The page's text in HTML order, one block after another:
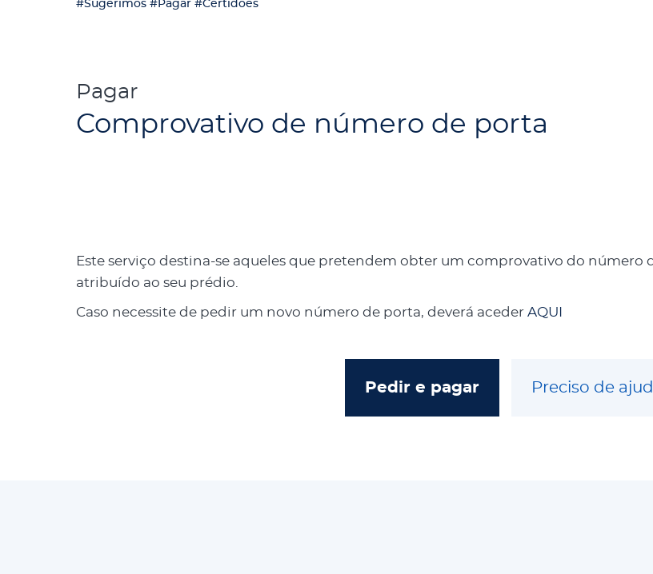
#Sugerimos #Pagar #Certidões
Pagar
Comprovativo de número de porta
Este serviço destina-se aqueles que pretendem obter um comprovativo do número
atribuído ao seu prédio.
Caso necessite de pedir um novo número de porta, deverá aceder AQUI
Pedir e pagar Preciso de